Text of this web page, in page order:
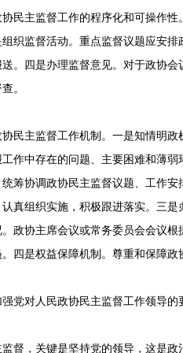
民主监督工作的程序化和可操作
织监督活动。重点监督议题应安
。四是办理监督意见。对于政协
。
民主监督工作机制。一是知情明
作中存在的问题、主要困难和薄
筹协调政协民主监督议题、工作
真组织实施，积极跟进落实。三
政协主席会议或常务委员会会议
四是权益保障机制。尊重和保障
党对人民政协民主监督工作领导的
督，关键是坚持党的领导，这是